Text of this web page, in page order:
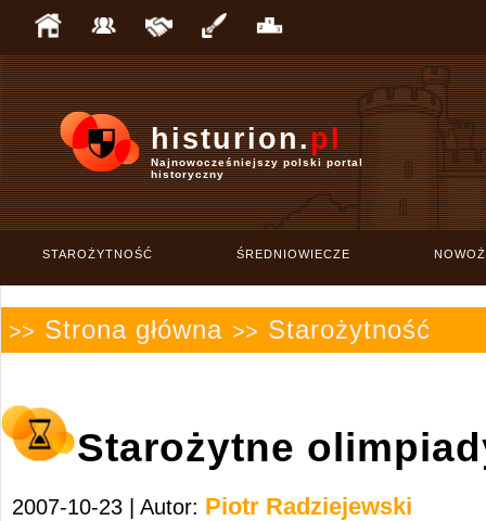
histurion.pl
Najnowocześniejszy polski portal
historyczny
STAROŻYTNOŚĆ ŚREDNIOWIECZE
>> Strona główna >> Starożytność
Starożytne
2007-10-23 | Autor: Piotr Radziejewski